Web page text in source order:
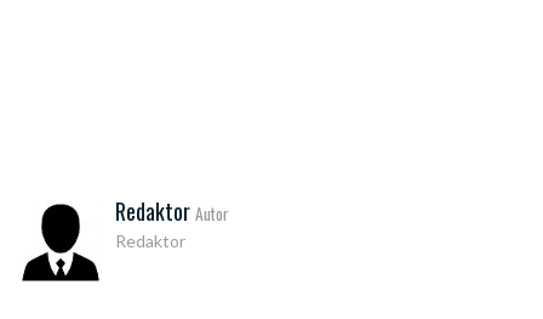
Redaktor Autor
Redaktor